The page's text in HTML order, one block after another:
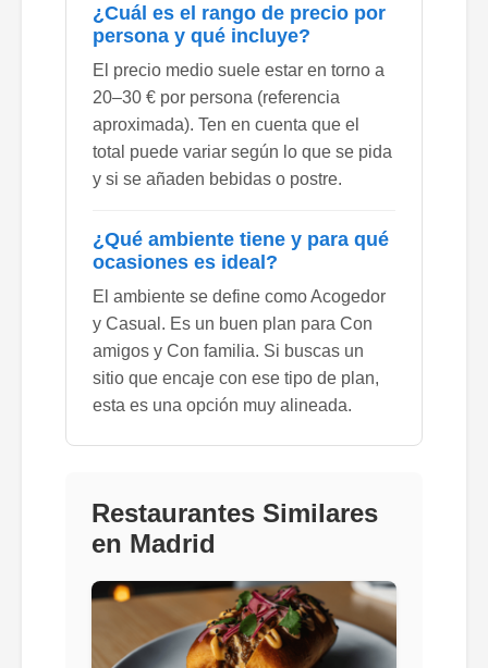
¿Cuál es el rango de precio por
persona y qué incluye?
El precio medio suele estar en torno a
20–30 € por persona (referencia
aproximada). Ten en cuenta que el
total puede variar según lo que se pida
y si se añaden bebidas o postre.
¿Qué ambiente tiene y para qué
ocasiones es ideal?
El ambiente se define como Acogedor
y Casual. Es un buen plan para Con
amigos y Con familia. Si buscas un
sitio que encaje con ese tipo de plan,
esta es una opción muy alineada.
Restaurantes Similares
en Madrid